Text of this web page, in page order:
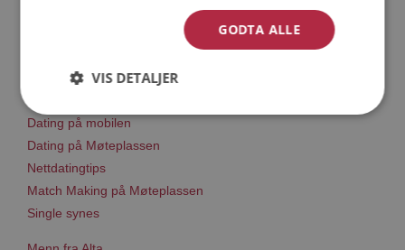
Trinn 1 - Bli medlem og lag en presentasjon
Trinn 3 - Tips til hvordan du tar kontakt
Dating på mobilen
Dating på Møteplassen
Nettdatingtips
Match Making på Møteplassen
Single synes
GODTA ALLE
VIS DETALJER